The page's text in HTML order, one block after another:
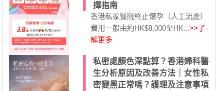
擇指南
香港私家醫院終止懷孕（人工流產）
費用一般由約HK$8,000至HK...>>了
解更多
私密處顏色深點算？香港婦科醫
生分析原因及改善方法｜女性私
密變黑正常嗎？護理及注意事項